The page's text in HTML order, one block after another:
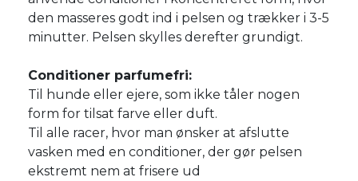
den masseres godt ind i pelsen og trækker i 3-5
minutter. Pelsen skylles derefter grundigt.
Conditioner parfumefri:
Til hunde eller ejere, som ikke tåler nogen
form for tilsat farve eller duft.
Til alle racer, hvor man ønsker at afslutte
vasken med en conditioner, der gør pelsen
ekstremt nem at frisere ud